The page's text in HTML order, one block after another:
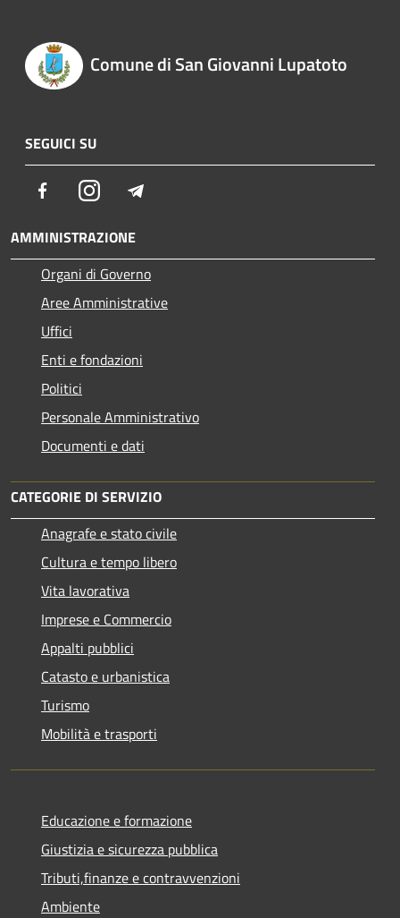
Comune di San Giovanni Lupatoto
SEGUICI SU
FacebookInstagram
AMMINISTRAZIONE
Organi di Governo
Aree Amministrative
Uffici
Enti e fondazioni
Politici
Personale Amministrativo
Documenti e dati
CATEGORIE DI SERVIZIO
Anagrafe e stato civile
Cultura e tempo libero
Vita lavorativa
Imprese e Commercio
Appalti pubblici
Catasto e urbanistica
Turismo
Mobilità e trasporti
Educazione e formazione
Giustizia e sicurezza pubblica
Tributi,finanze e contravvenzioni
Ambiente